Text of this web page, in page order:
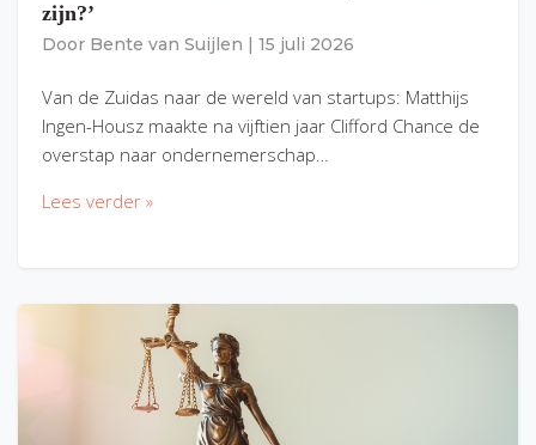
zijn?’
Door Bente van Suijlen 15 juli 2026
Van de Zuidas naar de wereld van startups: Matthijs
Ingen-Housz maakte na vijftien jaar Clifford Chance de
overstap naar ondernemerschap…
Lees verder »